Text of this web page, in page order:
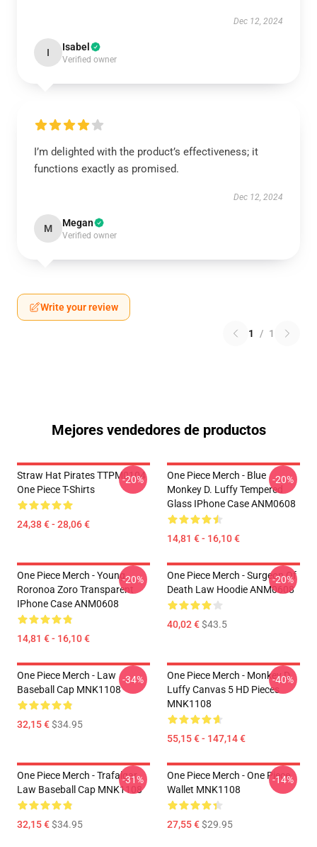
Dec 12, 2024
I Isabel
Verified owner
I’m delighted with the product’s effectiveness; it
functions exactly as promised.
Dec 12, 2024
M Megan
Verified owner
Write your review
1 / 1
Mejores vendedores de productos
Straw Hat Pirates TTPM0104
One Piece T-Shirts
24,38 € - 28,06 €
-20%
One Piece Merch - Blue
Monkey D. Luffy Tempered
Glass IPhone Case ANM0608
14,81 € - 16,10 €
-20%
One Piece Merch - Young
Roronoa Zoro Transparent
IPhone Case ANM0608
14,81 € - 16,10 €
-20%
One Piece Merch - Surgeon Of
Death Law Hoodie ANM0608
40,02 €$43.5
-20%
One Piece Merch - Law
Baseball Cap MNK1108
32,15 €$34.95
-34%
One Piece Merch - Monkey D.
Luffy Canvas 5 HD Pieces
MNK1108
55,15 € - 147,14 €
-40%
One Piece Merch - Trafalgar
Law Baseball Cap MNK1108
32,15 €$34.95
-31%
One Piece Merch - One Piece
Wallet MNK1108
27,55 €$29.95
-14%